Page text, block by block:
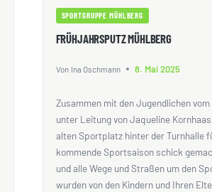
SPORTGRUPPE MÜHLBERG
FRÜHJAHRSPUTZ MÜHLBERG
Von Ina Oschmann 8. Mai 2025
Zusammen mit den Jugendlichen
unter Leitung von Jaqueline
alten Sportplatz hinter der Turnhalle
kommende Sportsaison schick
und alle Wege und Straßen um den
wurden von den Kindern und Ihren